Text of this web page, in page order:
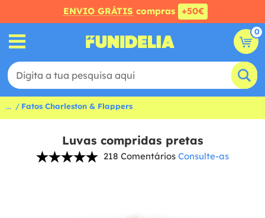
ENVIO GRÁTIS compras +50€
0
... Fatos Charleston & Flappers
Luvas compridas pretas
218 Comentários Consulte-as